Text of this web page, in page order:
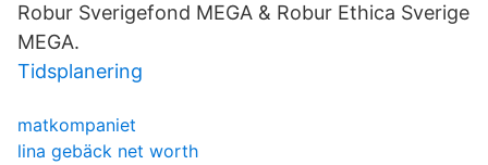
Robur Sverigefond MEGA & Robur Ethica Sverige
MEGA.
Tidsplanering
matkompaniet
lina gebäck net worth